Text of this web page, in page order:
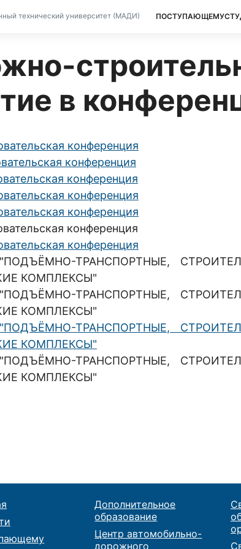
технический университет (МАДИ) ПОСТУПАЮЩЕМУ
в
конференция
конференция
конференция
конференция
конференция
конференция
конференция
"ПОДЪЁМНО-ТРАНСПОРТНЫЕ,
КОМПЛЕКСЫ"
"ПОДЪЁМНО-ТРАНСПОРТНЫЕ,
КОМПЛЕКСЫ"
"ПОДЪЁМНО-ТРАНСПОРТНЫЕ,
КОМПЛЕКСЫ"
"ПОДЪЁМНО-ТРАНСПОРТНЫЕ,
КОМПЛЕКСЫ"
Дополнительное
образование
Центр автомобильно-
дорожного